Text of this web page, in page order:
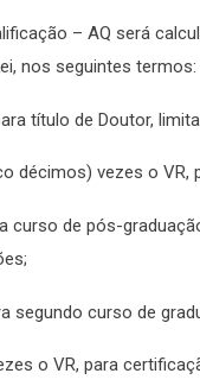
– AQ será
nos seguintes termos:
título de Doutor,
décimos) vezes o
curso de pós-
segundo curso de
o VR, para